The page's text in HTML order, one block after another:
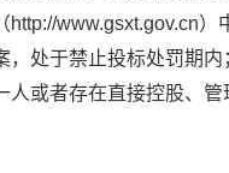
http://www.gsxt.gov.cn）
，处于禁止投标处罚期内
人或者存在直接控股、管